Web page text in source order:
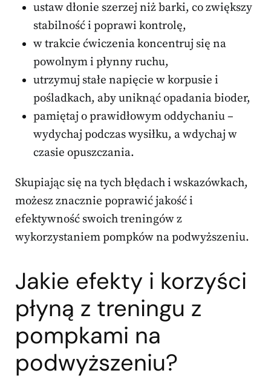
ustaw dłonie szerzej niż barki, co zwiększy
stabilność i poprawi kontrolę,
w trakcie ćwiczenia koncentruj się na
powolnym i płynny ruchu,
utrzymuj stałe napięcie w korpusie i
pośladkach, aby uniknąć opadania bioder,
pamiętaj o prawidłowym oddychaniu –
wydychaj podczas wysiłku, a wdychaj w
czasie opuszczania.
Skupiając się na tych błędach i wskazówkach,
możesz znacznie poprawić jakość i
efektywność swoich treningów z
wykorzystaniem pompków na podwyższeniu.
Jakie efekty i korzyści
płyną z treningu z
pompkami na
podwyższeniu?